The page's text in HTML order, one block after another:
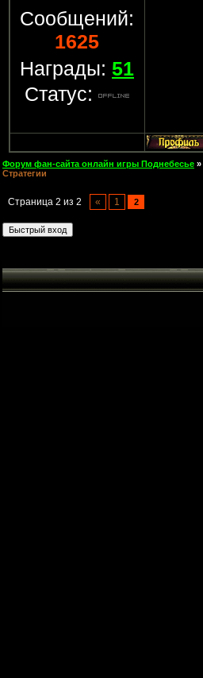
Сообщений:
1625
Награды: 51
Статус:
Форум фан-сайта онлайн игры Поднебесье »
Стратегии
Страница 2 из 2 « 1 2